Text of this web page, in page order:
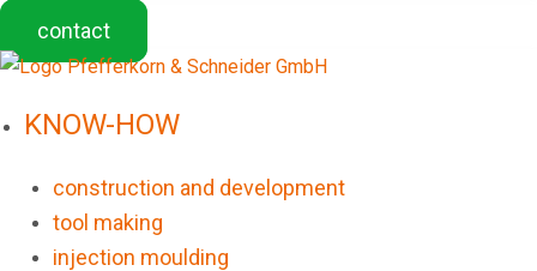
contact
KNOW-HOW
construction and development
tool making
injection moulding